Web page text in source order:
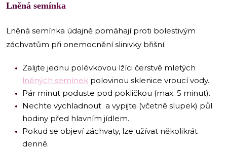
Lněná semínka
Lněná semínka údajně pomáhají proti bolestivým
záchvatům při onemocnění slinivky břišní.
Zalijte jednu polévkovou lžíci čerstvě mletých
lněných semínek polovinou sklenice vroucí vody.
Pár minut poduste pod pokličkou (max. 5 minut).
Nechte vychladnout a vypijte (včetně slupek) půl
hodiny před hlavním jídlem.
Pokud se objeví záchvaty, lze užívat několikrát
denně.